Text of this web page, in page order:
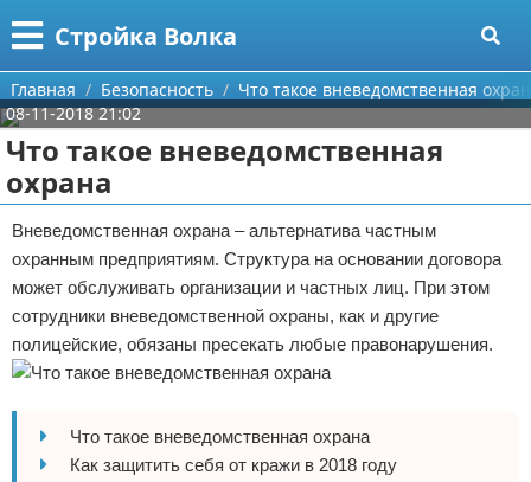
Стройка Волка
Меню
Главная
Категории
Строительство
Мебель
Интерьер и дизайн
Дизайн дачи
Кухня
Ремонт дачи
Инструменты
Поиск
О проекте
Контакты
Сотрудничество
Для правообладателей
Главная Безопасность
Что такое вневедомственная
08-11-2018 21:02
Что такое вневедомственная
охрана
Вневедомственная охрана – альтернатива частным
охранным предприятиям. Структура на основании договора
может обслуживать организации и частных лиц. При этом
сотрудники вневедомственной охраны, как и другие
полицейские, обязаны пресекать любые правонарушения.
Что такое вневедомственная охрана
Как защитить себя от кражи в 2018 году